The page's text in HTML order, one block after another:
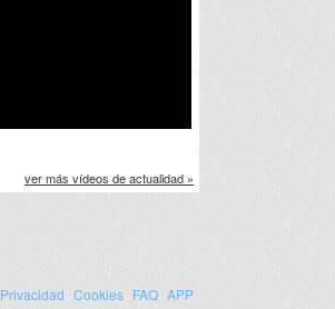
ver más vídeos de actualidad »
Privacidad Cookies FAQ APP